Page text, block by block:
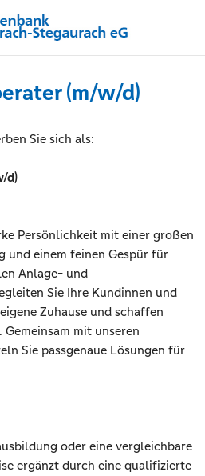
(m/w/d)
Sie sich als:
d)
Persönlichkeit mit einer großen
und einem feinen Gespür für
Anlage- und
Sie Ihre Kundinnen und
Zuhause und schaffen
mit unseren
Sie passgenaue Lösungen für
oder eine vergleichbare
ergänzt durch eine qualifizierte